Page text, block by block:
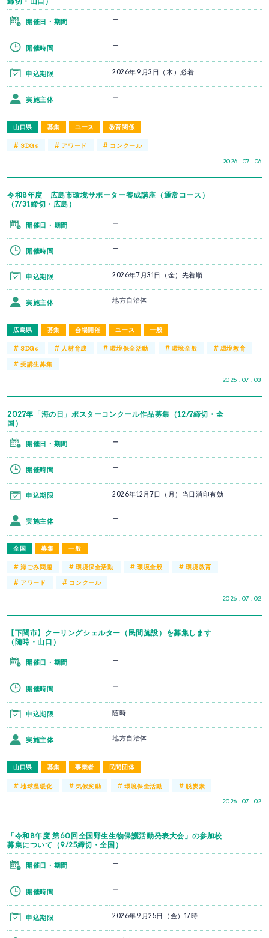
山口県 募集 ユース 教育関係
2026 . 07 . 06
開催日・期間 ー
開催時間 ー
申込期限 2026年9月3日（木）必着
実施主体 ー
#SDGs # アワード # コンクール
令和8年度 広島市環境サポーター養成講座（通常コース）
（7/31締切・広島）
広島県 募集 会場開催 ユース 一般
2026 . 07 . 03
開催日・期間 ー
開催時間 ー
申込期限 2026年7月31日（金）先着順
実施主体 地方自治体
#SDGs # 人材育成 #環境保全活動 # 環境全般 # 環境教育
#受講生募集
2027年「海の日」ポスターコンクール作品募集（12/7締切・全
国）
全国 募集 一般
2026 . 07 . 02
開催日・期間 ー
開催時間 ー
申込期限 2026年12月7日（月）当日消印有効
実施主体 ー
#海ごみ問題 # 環境保全活動 #環境全般 #環境教育
# アワード # コンクール
【下関市】クーリングシェルター（民間施設）を募集します
（随時・山口）
山口県 募集 事業者 民間団体
2026 . 07 . 02
開催日・期間 ー
開催時間 ー
申込期限 随時
実施主体 地方自治体
#地球温暖化 # 気候変動 #環境保全活動 # 脱炭素
「令和8年度 第60回全国野生生物保護活動発表大会」の参加校
募集について（9/25締切・全国）
開催日・期間 ー
開催時間 ー
申込期限 2026年9月25日（金）17時